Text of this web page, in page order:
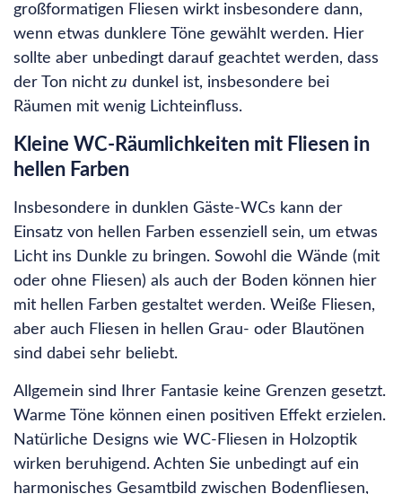
großformatigen Fliesen wirkt insbesondere dann,
wenn etwas dunklere Töne gewählt werden. Hier
sollte aber unbedingt darauf geachtet werden, dass
der Ton nicht zu dunkel ist, insbesondere bei
Räumen mit wenig Lichteinfluss.
Kleine WC-Räumlichkeiten mit Fliesen in
hellen Farben
Insbesondere in dunklen Gäste-WCs kann der
Einsatz von hellen Farben essenziell sein, um etwas
Licht ins Dunkle zu bringen. Sowohl die Wände (mit
oder ohne Fliesen) als auch der Boden können hier
mit hellen Farben gestaltet werden. Weiße Fliesen,
aber auch Fliesen in hellen Grau- oder Blautönen
sind dabei sehr beliebt.
Allgemein sind Ihrer Fantasie keine Grenzen gesetzt.
Warme Töne können einen positiven Effekt erzielen.
Natürliche Designs wie WC-Fliesen in Holzoptik
wirken beruhigend. Achten Sie unbedingt auf ein
harmonisches Gesamtbild zwischen Bodenfliesen,